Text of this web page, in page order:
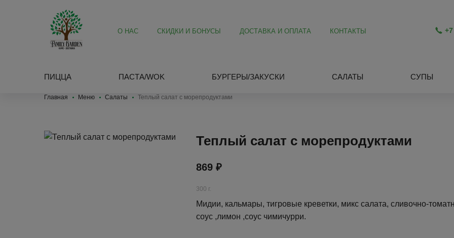
О НАС СКИДКИ И БОНУСЫ ДОСТАВКА И ОПЛАТА КОНТАКТЫ
ПИЦЦА ПАСТА/WOK БУРГЕРЫ/ЗАКУСКИ САЛАТЫ СУПЫ
Главная Меню Салаты Теплый салат с морепродуктами
Теплый салат с морепродуктами
869 ₽
300 г.
Мидии, кальмары, тигровые креветки, микс салата, сливочно-
соус ,лимон ,соус чимичурри.